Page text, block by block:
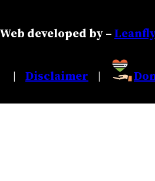
Web developed by –
| Disclaimer |